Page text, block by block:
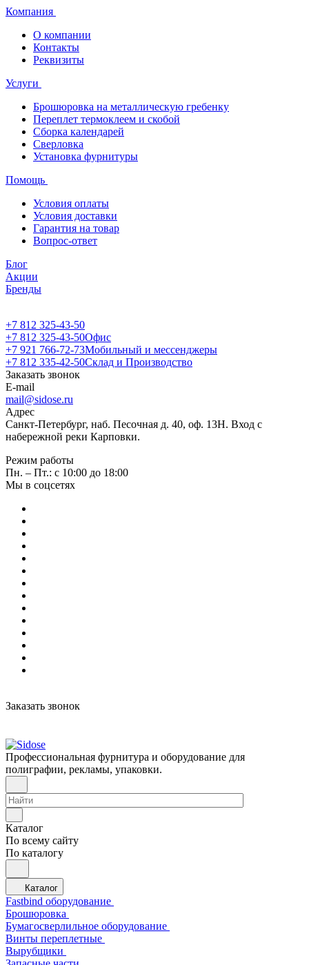
Компания
О компании
Контакты
Реквизиты
Услуги
Брошюровка на металлическую гребенку
Переплет термоклеем и скобой
Сборка календарей
Сверловка
Установка фурнитуры
Помощь
Условия оплаты
Условия доставки
Гарантия на товар
Вопрос-ответ
Блог
Акции
Бренды
+7 812 325-43-50
+7 812 325-43-50Офис
+7 921 766-72-73Мобильный и мессенджеры
+7 812 335-42-50Склад и Производство
Заказать звонок
E-mail
mail@sidose.ru
Адрес
Санкт-Петербург, наб. Песочная д. 40, оф. 13Н. Вход с
набережной реки Карповки.
Режим работы
Пн. – Пт.: с 10:00 до 18:00
Мы в соцсетях
Заказать звонок
Профессиональная фурнитура и оборудование для
полиграфии, рекламы, упаковки.
Каталог
По всему сайту
По каталогу
Каталог
Fastbind оборудование
Брошюровка
Бумагосверлильное оборудование
Винты переплетные
Вырубщики